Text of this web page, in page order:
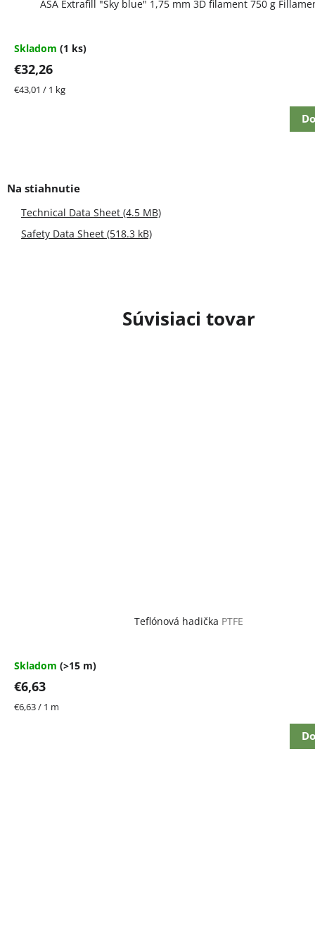
Súvisiaci tovar
Teflónová hadička PTFE
Skladom (>15 m)
€6,63
Jednotková
€6,63 / 1 m
ASA Extrafill "Sky blue" 1,75 mm 3D filament 750 g
Skladom (1 ks)
€32,26
Jednotková
€43,01 / 1 kg
Technical Data Sheet (4.5 MB)
Safety Data Sheet (518.3 kB)